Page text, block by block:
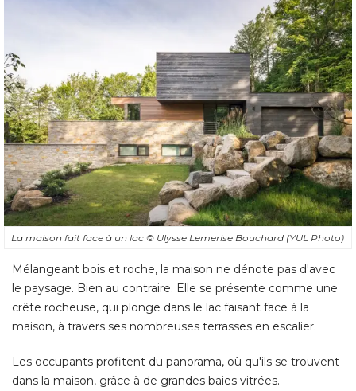
La maison fait face à un lac © Ulysse Lemerise Bouchard (YUL Photo)
Mélangeant bois et roche, la maison ne dénote pas d'avec
le paysage. Bien au contraire. Elle se présente comme une
crête rocheuse, qui plonge dans le lac faisant face à la
maison, à travers ses nombreuses terrasses en escalier.
Les occupants profitent du panorama, où qu'ils se trouvent
dans la maison, grâce à de grandes baies vitrées.